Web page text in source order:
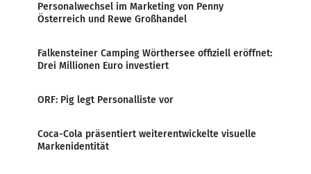
Personalwechsel im Marketing von Penny
Österreich und Rewe Großhandel
Falkensteiner Camping Wörthersee offiziell eröffnet:
Drei Millionen Euro investiert
ORF: Pig legt Personalliste vor
Coca-Cola präsentiert weiterentwickelte visuelle
Markenidentität